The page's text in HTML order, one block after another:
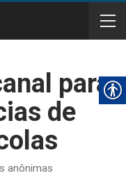
para
de
anônimas